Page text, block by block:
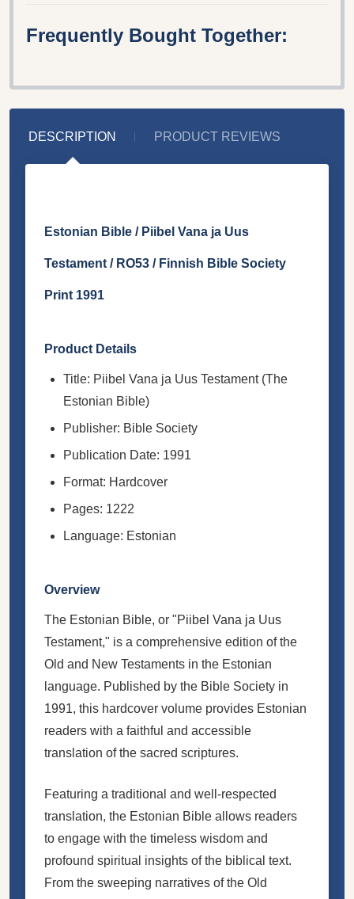
Frequently Bought Together:
DESCRIPTION PRODUCT REVIEWS
Estonian Bible / Piibel Vana ja Uus
Testament / RO53 / Finnish Bible Society
Print 1991
Product Details
Title: Piibel Vana ja Uus Testament (The
Estonian Bible)
Publisher: Bible Society
Publication Date: 1991
Format: Hardcover
Pages: 1222
Language: Estonian
Overview
The Estonian Bible, or "Piibel Vana ja Uus
Testament," is a comprehensive edition of the
Old and New Testaments in the Estonian
language. Published by the Bible Society in
1991, this hardcover volume provides Estonian
readers with a faithful and accessible
translation of the sacred scriptures.
Featuring a traditional and well-respected
translation, the Estonian Bible allows readers
to engage with the timeless wisdom and
profound spiritual insights of the biblical text.
From the sweeping narratives of the Old